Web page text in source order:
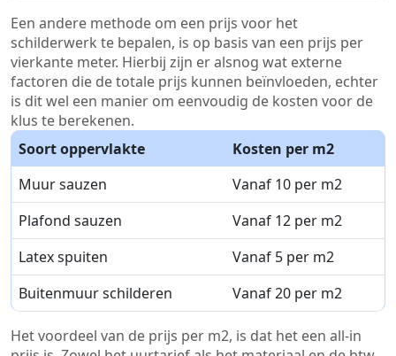
Een andere methode om een prijs voor het
schilderwerk te bepalen, is op basis van een prijs per
vierkante meter. Hierbij zijn er alsnog wat externe
factoren die de totale prijs kunnen beïnvloeden, echter
is dit wel een manier om eenvoudig de kosten voor de
klus te berekenen.
Soort oppervlakte
Kosten per m2
Muur sauzen
Vanaf 10 per m2
Plafond sauzen
Vanaf 12 per m2
Latex spuiten
Vanaf 5 per m2
Buitenmuur schilderen
Vanaf 20 per m2
Het voordeel van de prijs per m2, is dat het een all-in